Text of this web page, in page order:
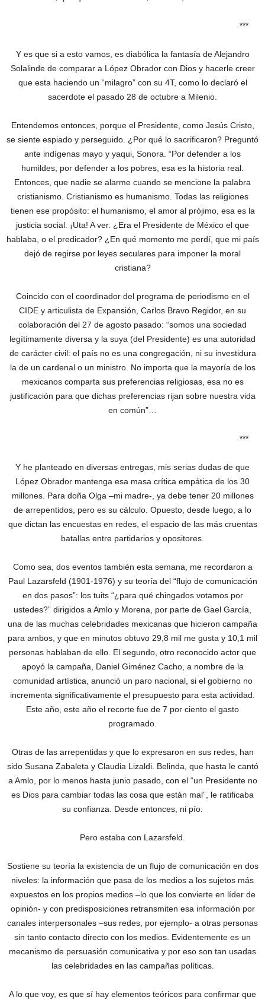
***
Y es que si a esto vamos, es diabólica la fantasía de Alejandro
Solalinde de comparar a López Obrador con Dios y hacerle creer
que esta haciendo un “milagro” con su 4T, como lo declaró el
sacerdote el pasado 28 de octubre a Milenio.
Entendemos entonces, porque el Presidente, como Jesús Cristo,
se siente espiado y perseguido. ¿Por qué lo sacrificaron? Preguntó
ante indígenas mayo y yaqui, Sonora. “Por defender a los
humildes, por defender a los pobres, esa es la historia real.
Entonces, que nadie se alarme cuando se mencione la palabra
cristianismo. Cristianismo es humanismo. Todas las religiones
tienen ese propósito: el humanismo, el amor al prójimo, esa es la
justicia social. ¡Uta! A ver. ¿Era el Presidente de México el que
hablaba, o el predicador? ¿En qué momento me perdí, que mi país
dejó de regirse por leyes seculares para imponer la moral
cristiana?
Coincido con el coordinador del programa de periodismo en el
CIDE y articulista de Expansión, Carlos Bravo Regidor, en su
colaboración del 27 de agosto pasado: “somos una sociedad
legítimamente diversa y la suya (del Presidente) es una autoridad
de carácter civil: el país no es una congregación, ni su investidura
la de un cardenal o un ministro. No importa que la mayoría de los
mexicanos comparta sus preferencias religiosas, esa no es
justificación para que dichas preferencias rijan sobre nuestra vida
en común”…
***
Y he planteado en diversas entregas, mis serias dudas de que
López Obrador mantenga esa masa crítica empática de los 30
millones. Para doña Olga –mi madre-, ya debe tener 20 millones
de arrepentidos, pero es su cálculo. Opuesto, desde luego, a lo
que dictan las encuestas en redes, el espacio de las más cruentas
batallas entre partidarios y opositores.
Como sea, dos eventos también esta semana, me recordaron a
Paul Lazarsfeld (1901-1976) y su teoría del “flujo de comunicación
en dos pasos”: los tuits “¿para qué chingados votamos por
ustedes?” dirigidos a Amlo y Morena, por parte de Gael García,
una de las muchas celebridades mexicanas que hicieron campaña
para ambos, y que en minutos obtuvo 29,8 mil me gusta y 10,1 mil
personas hablaban de ello. El segundo, otro reconocido actor que
apoyó la campaña, Daniel Giménez Cacho, a nombre de la
comunidad artística, anunció un paro nacional, si el gobierno no
incrementa significativamente el presupuesto para esta actividad.
Este año, este año el recorte fue de 7 por ciento el gasto
programado.
Otras de las arrepentidas y que lo expresaron en sus redes, han
sido Susana Zabaleta y Claudia Lizaldi. Belinda, que hasta le cantó
a Amlo, por lo menos hasta junio pasado, con el “un Presidente no
es Dios para cambiar todas las cosa que están mal”, le ratificaba
su confianza. Desde entonces, ni pío.
Pero estaba con Lazarsfeld.
Sostiene su teoría la existencia de un flujo de comunicación en dos
niveles: la información que pasa de los medios a los sujetos más
expuestos en los propios medios –lo que los convierte en líder de
opinión- y con predisposiciones retransmiten esa información por
canales interpersonales –sus redes, por ejemplo- a otras personas
sin tanto contacto directo con los medios. Evidentemente es un
mecanismo de persuasión comunicativa y por eso son tan usadas
las celebridades en las campañas políticas.
A lo que voy, es que sí hay elementos teóricos para confirmar que